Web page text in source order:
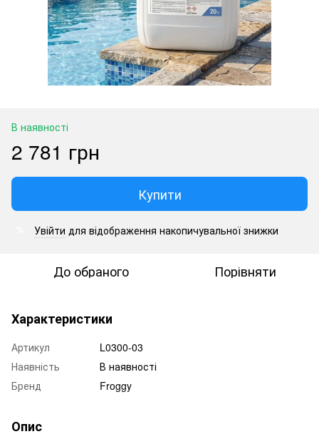
В наявності
2 781 грн
Купити
Увійти для відображення накопичувальної знижки
До обраного Порівняти
Характеристики
Артикул
L0300-03
Наявність
В наявності
Бренд
Froggy
Опис